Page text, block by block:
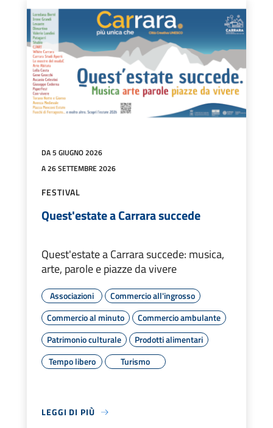
DA 5 GIUGNO 2026
A 26 SETTEMBRE 2026
FESTIVAL
Quest'estate a Carrara succede
Quest'estate a Carrara succede: musica,
arte, parole e piazze da vivere
Associazioni
Commercio all'ingrosso
Commercio al minuto
Commercio ambulante
Patrimonio culturale
Prodotti alimentari
Tempo libero
Turismo
LEGGI DI PIÙ